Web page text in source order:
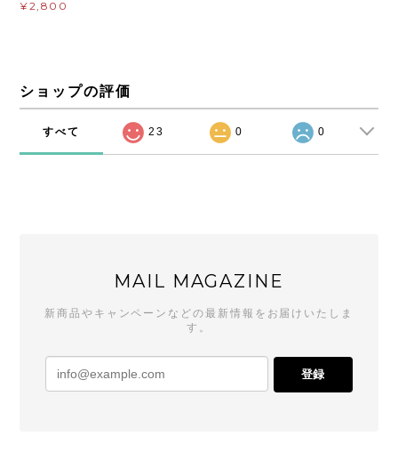
¥2,800
ショップの評価
すべて 23 0 0
MAIL MAGAZINE
新商品やキャンペーンなどの最新情報をお届けいたしま
す。
登録